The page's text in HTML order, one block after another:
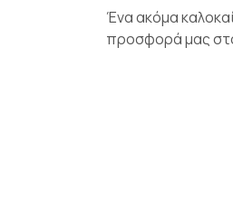
Ένα ακόμα
προσφορά μας